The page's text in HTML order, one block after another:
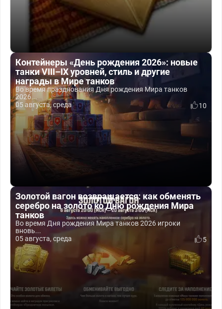
Контейнеры «День рождения 2026»: новые
танки VIII–IX уровней, стиль и другие
награды в Мире танков
Во время празднования Дня рождения Мира танков
2026...
05 августа, среда
10
Золотой вагон возвращается: как обменять
серебро на золото ко Дню рождения Мира
танков
Во время Дня рождения Мира танков 2026 игроки
вновь...
05 августа, среда
5